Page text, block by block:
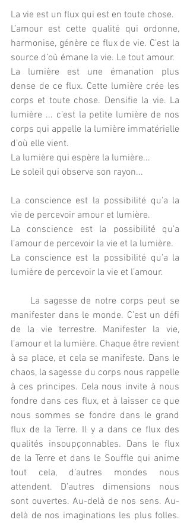
La vie est un flux qui est en toute chose.
L’amour est cette qualité qui ordonne,
harmonise, génère ce flux de vie. C’est la
source d’où émane la vie. Le tout amour.
La lumière est une émanation plus
dense de ce flux. Cette lumière crée les
corps et toute chose. Densifie la vie. La
lumière ... c’est la petite lumière de nos
corps qui appelle la lumière immatérielle
d’où elle vient.
La lumière qui espère la lumière...
Le soleil qui observe son rayon...
La conscience est la possibilité qu’a la
vie de percevoir amour et lumière.
La conscience est la possibilité qu’a
l’amour de percevoir la vie et la lumière.
La conscience est la possibilité qu’a la
lumière de percevoir la vie et l’amour.
manifester dans le monde. C’est un défi
de la vie terrestre. Manifester la vie,
l’amour et la lumière. Chaque être revient
à sa place, et cela se manifeste. Dans le
chaos, la sagesse du corps nous rappelle
à ces principes. Cela nous invite à nous
fondre dans ces flux, et à laisser ce que
nous sommes se fondre dans le grand
flux de la Terre. Il y a dans ce flux des
qualités insoupçonnables. Dans le flux
de la Terre et dans le Souffle qui anime
tout cela, d’autres mondes nous
attendent. D’autres dimensions nous
sont ouvertes. Au-delà de nos sens. Au-
delà de nos imaginations les plus folles.